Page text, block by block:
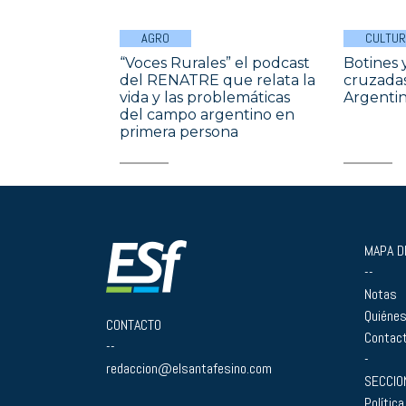
AGRO
“Voces Rurales” el podcast
del RENATRE que relata la
vida y las problemáticas
del campo argentino en
primera persona
Botines
CONTACTO
--
redaccion@elsantafesino.com
MAPA
--
Notas
-